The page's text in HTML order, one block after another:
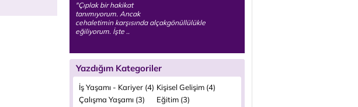
"Çıplak bir hakikat
tanımıyorum. Ancak
cehaletimin karşısında alçakgönüllülükle
eğiliyorum. İşte ..
Yazdığım Kategoriler
İş Yaşamı - Kariyer (4) Kişisel Gelişim (4)
Çalışma Yaşamı (3)
Eğitim (3)